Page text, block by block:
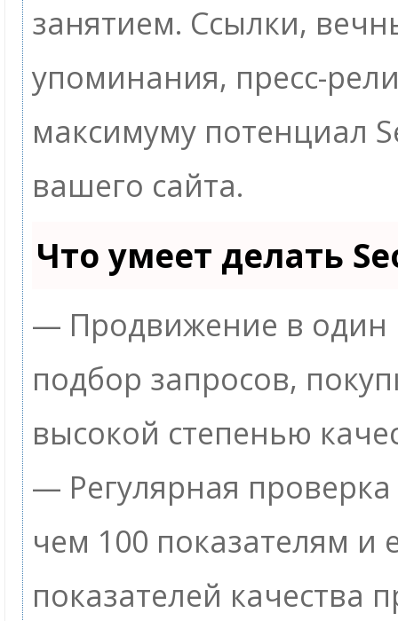
занятием. Ссылки,
упоминания, пресс-
максимуму потенциал
вашего сайта.
Что умеет делать
— Продвижение в один
подбор запросов,
высокой степенью
— Регулярная
чем 100 показателям и
показателей качества